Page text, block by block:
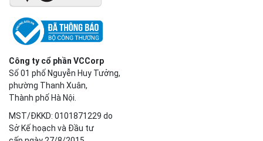
Công ty cổ phần VCCorp
Số 01 phố Nguyễn Huy Tưởng,
phường Thanh Xuân,
Thành phố Hà Nội.
MST/ĐKKD: 0101871229 do
Sở Kế hoạch và Đầu tư